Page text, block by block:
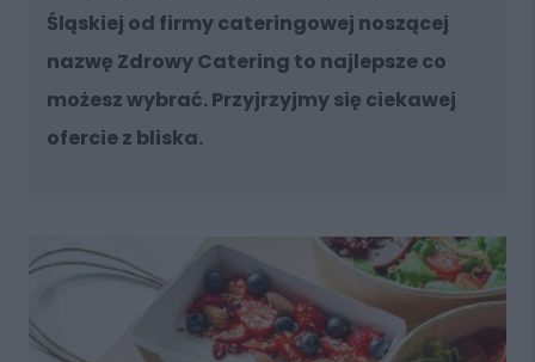
Śląskiej od firmy cateringowej noszącej
nazwę Zdrowy Catering to najlepsze co
możesz wybrać. Przyjrzyjmy się ciekawej
ofercie z bliska.